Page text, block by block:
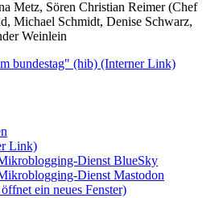
Metz, Sören Christian Reimer (Chef
Michael Schmidt, Denise Schwarz,
Weinlein
bundestag" (hib) (Interner Link)
Link)
Dienst BlueSky
Dienst Mastodon
ein neues Fenster)